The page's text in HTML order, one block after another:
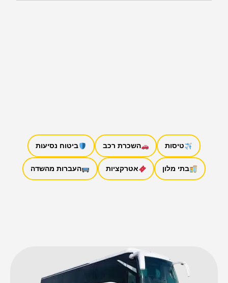
טיסות השכרת רכב ביטוח נסיעות
בתי מלון אטרקציות העברות מהשדה